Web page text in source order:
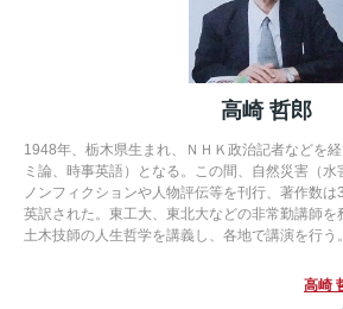
高崎 哲郎
1948年、栃木県生まれ、ＮＨＫ政治記者などを
ミ論、時事英語）となる。この間、自然災害（
ノンフィクションや人物評伝等を刊行、著作数
英訳された。東工大、東北大などの非常勤講師を
土木技師の人生哲学を講義し、各地で講演を行う
高崎